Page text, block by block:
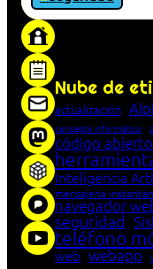
Nube de
actualización
concepto informático
código abierto
Inteligencia
mensajería
navegador
seguridad
teléfono
web webapp